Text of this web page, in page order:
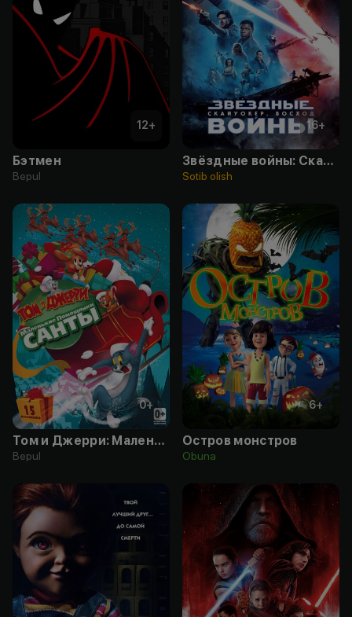
12+
Бэтмен
Bepul
16+
Звёздные войны: Скайуокер. Восход
Sotib olish
0+
Том и Джерри: Маленькие помощники Санты
Bepul
6+
Остров монстров
Obuna